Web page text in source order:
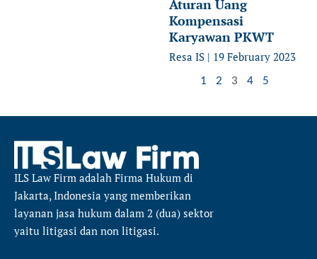
Aturan Uang
Kompensasi
Karyawan PKWT
Resa IS 19 February 2023
1 2 3 4 5
ILS Law Firm adalah Firma Hukum di
Jakarta, Indonesia yang memberikan
layanan jasa hukum dalam 2 (dua) sektor
yaitu litigasi dan non litigasi.